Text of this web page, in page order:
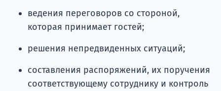
ведения переговоров со стороной,
которая принимает гостей;
решения непредвиденных ситуаций;
составления распоряжений, их поручения
соответствующему сотруднику и контроль